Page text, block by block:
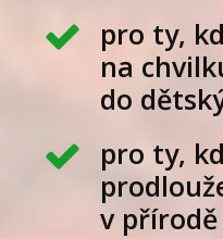
pro ty,
na
do
pro ty,
v přírodě